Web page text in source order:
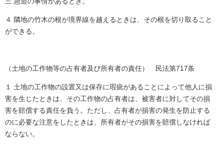
４ 隣地の竹木の根が境界線を越えるときは、その根を切り取ること
ができる。
（土地の工作物等の占有者及び所有者の責任） 民法第717条
１ 土地の工作物の設置又は保存に瑕疵があることによって他人に損
害を生じたときは、その工作物の占有者は、被害者に対してその損
害を賠償する責任を負う。ただし、占有者が損害の発生を防止する
のに必要な注意をしたときは、所有者がその損害を賠償しなければ
ならない。